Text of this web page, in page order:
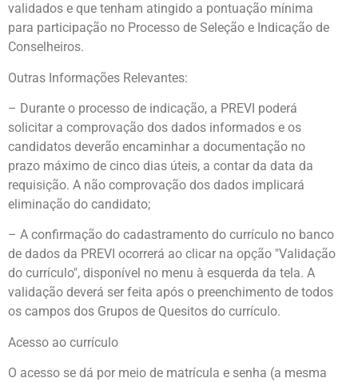
validados e que tenham atingido a pontuação mínima
para participação no Processo de Seleção e Indicação de
Conselheiros.
Outras Informações Relevantes:
– Durante o processo de indicação, a PREVI poderá
solicitar a comprovação dos dados informados e os
candidatos deverão encaminhar a documentação no
prazo máximo de cinco dias úteis, a contar da data da
requisição. A não comprovação dos dados implicará
eliminação do candidato;
– A confirmação do cadastramento do currículo no banco
de dados da PREVI ocorrerá ao clicar na opção "Validação
do currículo", disponível no menu à esquerda da tela. A
validação deverá ser feita após o preenchimento de todos
os campos dos Grupos de Quesitos do currículo.
Acesso ao currículo
O acesso se dá por meio de matrícula e senha (a mesma